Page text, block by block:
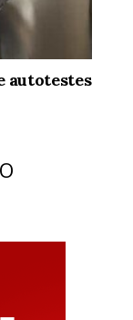
autotestes